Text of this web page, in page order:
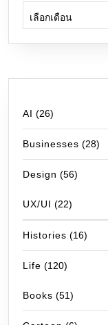
AI (26)
Businesses (28)
Design (56)
UX/UI (22)
Histories (16)
Life (120)
Books (51)